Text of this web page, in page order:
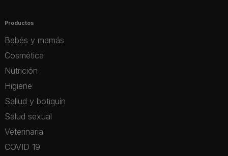
Productos
Bebés y mamás
Cosmética
Nutrición
Higiene
Sallud y botiquín
Salud sexual
Veterinaria
COVID 19